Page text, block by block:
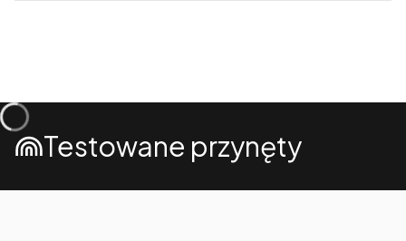
Testowane przynęty